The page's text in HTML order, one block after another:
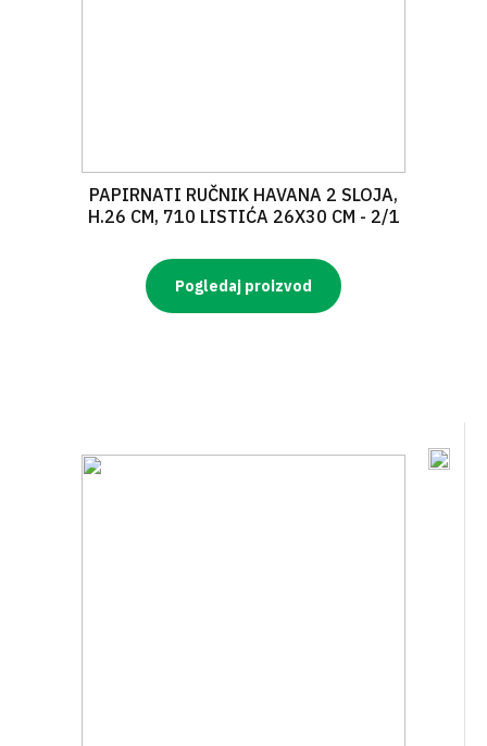
PAPIRNATI RUČNIK HAVANA 2 SLOJA,
H.26 CM, 710 LISTIĆA 26X30 CM - 2/1
Pogledaj proizvod